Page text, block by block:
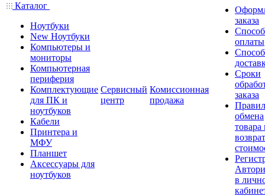
Каталог
Ноутбуки
New Ноутбуки
Компьютеры и
мониторы
Компьютерная
периферия
Комплектующие
для ПК и
ноутбуков
Кабели
Принтера и
МФУ
Планшет
Аксессуары для
ноутбуков
Сервисный
центр
Комиссионная
продажа
заказа
оплаты
Сроки
заказа
обмена
товара
в